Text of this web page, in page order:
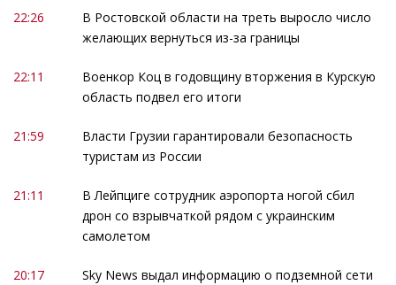
22:26
В Ростовской области на треть выросло число
желающих вернуться из-за границы
22:11
Военкор Коц в годовщину вторжения в Курскую
область подвел его итоги
21:59
Власти Грузии гарантировали безопасность
туристам из России
21:11
В Лейпциге сотрудник аэропорта ногой сбил
дрон со взрывчаткой рядом с украинским
самолетом
20:17
Sky News выдал информацию о подземной сети